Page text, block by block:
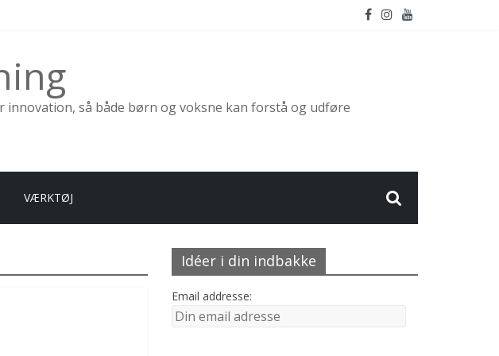
innovation, så både børn og voksne kan forstå og udføre
VÆRKTØJ
Idéer i din indbakke
Email addresse: